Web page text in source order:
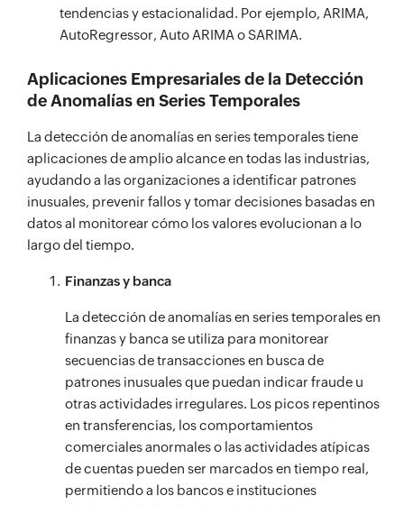
tendencias y estacionalidad. Por ejemplo, ARIMA,
AutoRegressor, Auto ARIMA o SARIMA.
Aplicaciones Empresariales de la Detección
de Anomalías en Series Temporales
La detección de anomalías en series temporales tiene
aplicaciones de amplio alcance en todas las industrias,
ayudando a las organizaciones a identificar patrones
inusuales, prevenir fallos y tomar decisiones basadas en
datos al monitorear cómo los valores evolucionan a lo
largo del tiempo.
Finanzas y banca
La detección de anomalías en series temporales en
finanzas y banca se utiliza para monitorear
secuencias de transacciones en busca de
patrones inusuales que puedan indicar fraude u
otras actividades irregulares. Los picos repentinos
en transferencias, los comportamientos
comerciales anormales o las actividades atípicas
de cuentas pueden ser marcados en tiempo real,
permitiendo a los bancos e instituciones